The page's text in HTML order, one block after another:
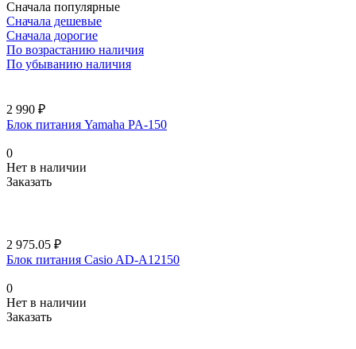
Сначала популярные
Сначала дешевые
Сначала дорогие
По возрастанию наличия
По убыванию наличия
2 990 ₽
Блок питания Yamaha PA-150
0
Нет в наличии
Заказать
2 975.05 ₽
Блок питания Casio AD-A12150
0
Нет в наличии
Заказать